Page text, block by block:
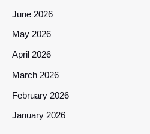
June 2026
May 2026
April 2026
March 2026
February 2026
January 2026